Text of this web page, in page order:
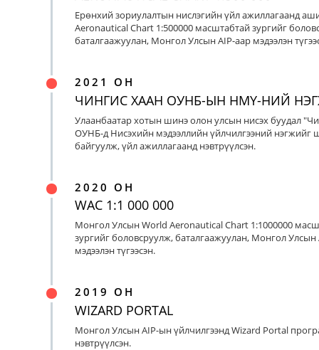
Ерөнхий зориулалтын нислэгийн үйл ажиллагаанд
Aeronautical Chart 1:500000 масштабтай зургийг
баталгаажуулан, Монгол Улсын AIP-аар мэдээлэн
2021 ОН
ЧИНГИС ХААН ОУНБ-ЫН НМҮ-НИЙ
Улаанбаатар хотын шинэ олон улсын нисэх буудал
ОУНБ-д Нисэхийн мэдээллийн үйлчилгээний нэгжийг
байгуулж, үйл ажиллагаанд нэвтрүүлсэн.
2020 ОН
WAC 1:1 000 000
Монгол Улсын World Aeronautical Chart 1:1000000
зургийг боловсруулж, баталгаажуулан, Монгол Улсын
мэдээлэн түгээсэн.
2019 ОН
WIZARD PORTAL
Монгол Улсын AIP-ын үйлчилгээнд Wizard Portal
нэвтрүүлсэн.